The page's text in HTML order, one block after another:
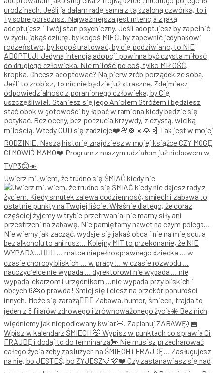
Uwierz mi, wiem, że trudno się ŚMIAĆ kiedy nie